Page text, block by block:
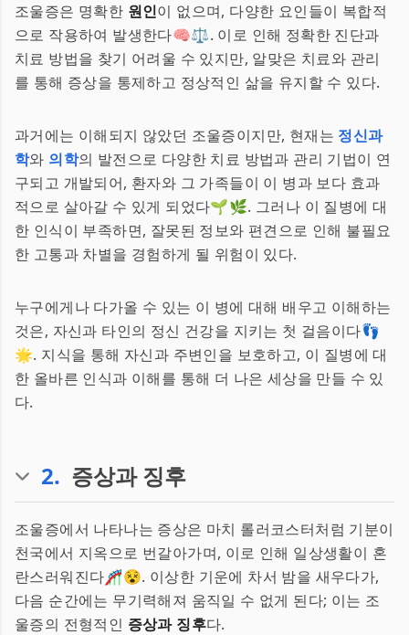
조울증은 명확한 원인이 없으며, 다양한 요인들이 복합적
으로 작용하여 발생한다🧠⚖️. 이로 인해 정확한 진단과
치료 방법을 찾기 어려울 수 있지만, 알맞은 치료와 관리
를 통해 증상을 통제하고 정상적인 삶을 유지할 수 있다.
과거에는 이해되지 않았던 조울증이지만, 현재는 정신과
학와 의학의 발전으로 다양한 치료 방법과 관리 기법이 연
구되고 개발되어, 환자와 그 가족들이 이 병과 보다 효과
적으로 살아갈 수 있게 되었다🌱🌿. 그러나 이 질병에 대
한 인식이 부족하면, 잘못된 정보와 편견으로 인해 불필요
한 고통과 차별을 경험하게 될 위험이 있다.
누구에게나 다가올 수 있는 이 병에 대해 배우고 이해하는
것은, 자신과 타인의 정신 건강을 지키는 첫 걸음이다👣
🌟. 지식을 통해 자신과 주변인을 보호하고, 이 질병에 대
한 올바른 인식과 이해를 통해 더 나은 세상을 만들 수 있
다.
2. 증상과 징후
조울증에서 나타나는 증상은 마치 롤러코스터처럼 기분이
천국에서 지옥으로 번갈아가며, 이로 인해 일상생활이 혼
란스러워진다🎢😵. 이상한 기운에 차서 밤을 새우다가,
다음 순간에는 무기력해져 움직일 수 없게 된다; 이는 조
울증의 전형적인 증상과 징후다.